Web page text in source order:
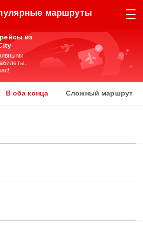
маршруты
из
В оба конца Сложный маршрут